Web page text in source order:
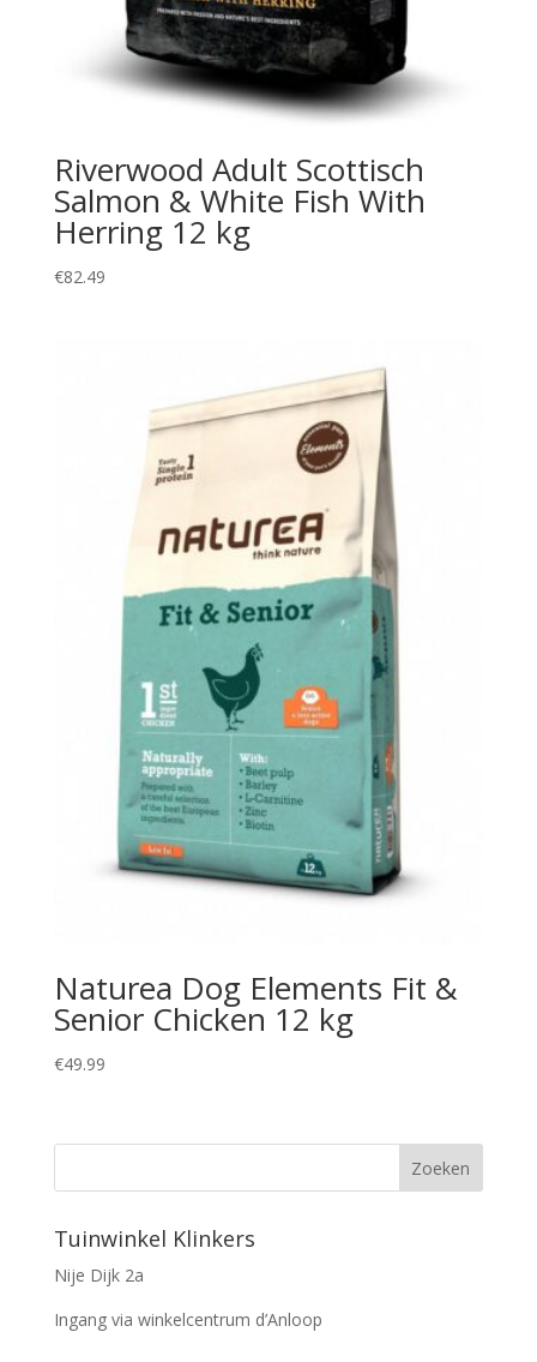
Riverwood Adult Scottisch
Salmon & White Fish With
Herring 12 kg
€82.49
Naturea Dog Elements Fit &
Senior Chicken 12 kg
€49.99
Tuinwinkel Klinkers
Nije Dijk 2a
Ingang via winkelcentrum d’Anloop